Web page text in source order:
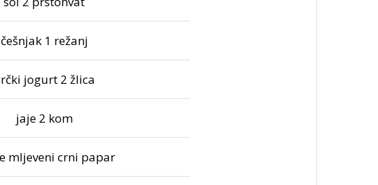
češnjak 1 režanj
jogurt 2 žlica
jaje 2 kom
mljeveni crni papar